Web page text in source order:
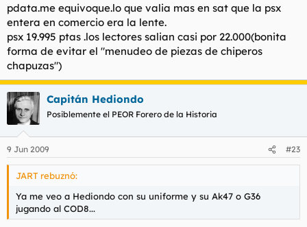
pdata.me equivoque.lo que valia mas en sat que la psx
entera en comercio era la lente.
psx 19.995 ptas .los lectores salian casi por 22.000(bonita
forma de evitar el "menudeo de piezas de chiperos
chapuzas")
Capitán Hediondo
Posiblemente el PEOR Forero de la Historia
9 Jun 2009 #23
JART rebuznó:
Ya me veo a Hediondo con su uniforme y su Ak47 o G36
jugando al COD8...